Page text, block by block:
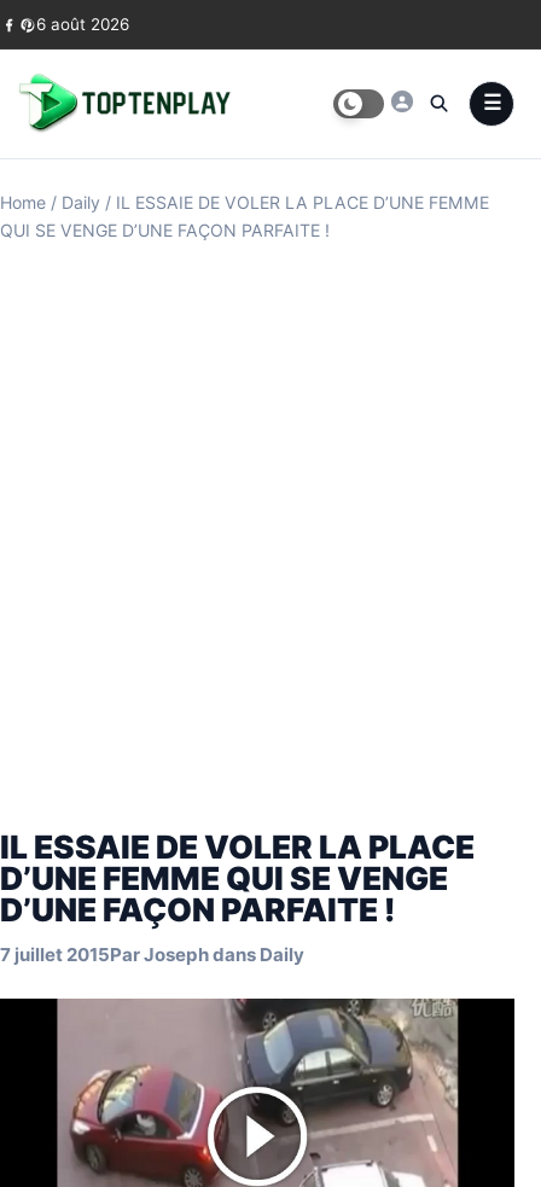
Skip to content
6 août 2026
Home / Daily / IL ESSAIE DE VOLER LA PLACE D’UNE FEMME
QUI SE VENGE D’UNE FAÇON PARFAITE !
IL ESSAIE DE VOLER LA PLACE
D’UNE FEMME QUI SE VENGE
D’UNE FAÇON PARFAITE !
7 juillet 2015ParJosephdans Daily